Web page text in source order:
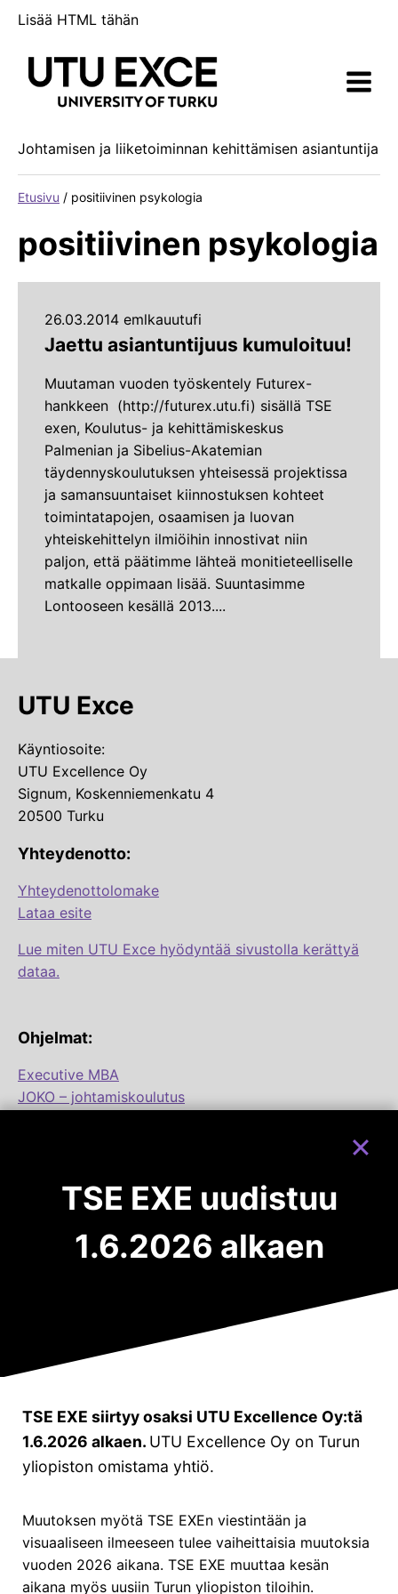
Siirry
Lisää HTML tähän
Johtamisen ja liiketoiminnan kehittämisen asiantuntija
Etusivu / positiivinen psykologia
positiivinen psykologia
26.03.2014 emlkauutufi
Jaettu asiantuntijuus kumuloituu!
Muutaman vuoden työskentely Futurex-
hankkeen (http://futurex.utu.fi) sisällä TSE
exen, Koulutus- ja kehittämiskeskus
Palmenian ja Sibelius-Akatemian
täydennyskoulutuksen yhteisessä projektissa
ja samansuuntaiset kiinnostuksen kohteet
toimintatapojen, osaamisen ja luovan
yhteiskehittelyn ilmiöihin innostivat niin
paljon, että päätimme lähteä monitieteelliselle
matkalle oppimaan lisää. Suuntasimme
Lontooseen kesällä 2013....
UTU Exce
Käyntiosoite:
UTU Excellence Oy
Signum, Koskenniemenkatu 4
20500 Turku
Yhteydenotto:
Yhteydenottolomake
Lataa esite
Lue miten UTU Exce hyödyntää sivustolla kerättyä
dataa.
Ohjelmat:
Executive MBA
JOKO – johtamiskoulutus
Visionäärinen johtaminen(EMBA & JOKO)
Innovative Business Creation(EMBA)
Strategizing in a Complex World (EMBA)
Leading Towards the Future(EMBA)
Future Excellence (FE)
Muut ohjelmat:
Kestävä johtaminen ja liiketoiminta
Strateginen ennakoinnin johtaminen
LinkedIn
Facebook
Instagram
TSE EXE uudistuu
1.6.2026 alkaen
TSE EXE siirtyy osaksi UTU Excellence Oy:tä
1.6.2026 alkaen. UTU Excellence Oy on Turun
yliopiston omistama yhtiö.
Muutoksen myötä TSE EXEn viestintään ja
visuaaliseen ilmeeseen tulee vaiheittaisia muutoksia
vuoden 2026 aikana. TSE EXE muuttaa kesän
aikana myös uusiin Turun yliopiston tiloihin.